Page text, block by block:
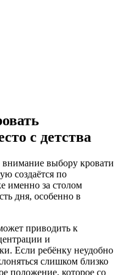
с детства
выбору кровати
создаётся по
именно за столом
дня, особенно в
приводить к
и
Если ребёнку неудобно
слишком близко
положение, которое со